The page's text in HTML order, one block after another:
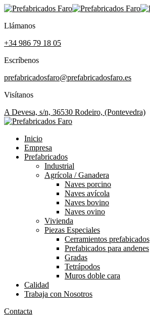
Llámanos
+34 986 79 18 05
Escríbenos
prefabricadosfaro@prefabricadosfaro.es
Visítanos
A Devesa, s/n, 36530 Rodeiro, (Pontevedra)
Inicio
Empresa
Prefabricados
Industrial
Agrícola / Ganadera
Naves porcino
Naves avícola
Naves bovino
Naves ovino
Vivienda
Piezas Especiales
Cerramientos prefabicados
Prefabicados para andenes
Gradas
Tetrápodos
Muros doble cara
Calidad
Trabaja con Nosotros
Contacta